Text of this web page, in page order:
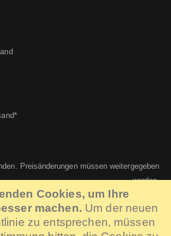
Cookies, um Ihre
machen. Um der neuen
zu entsprechen, müssen
Preisänderungen müssen weitergegeben
werden.
Systemhaus Berlin